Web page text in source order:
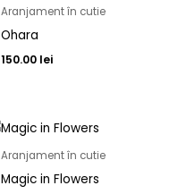
Aranjament în cutie
Ohara
150.00 lei
Aranjament în cutie
Magic in Flowers